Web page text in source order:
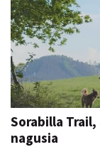
Sorabilla
nagusia